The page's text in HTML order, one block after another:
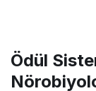
Ödül